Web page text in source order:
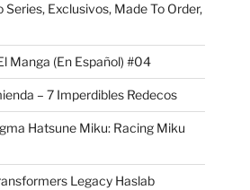
Series, Exclusivos, Made To Order,
Manga (En Español) #04
– 7 Imperdibles Redecos
Hatsune Miku: Racing Miku
Legacy Haslab